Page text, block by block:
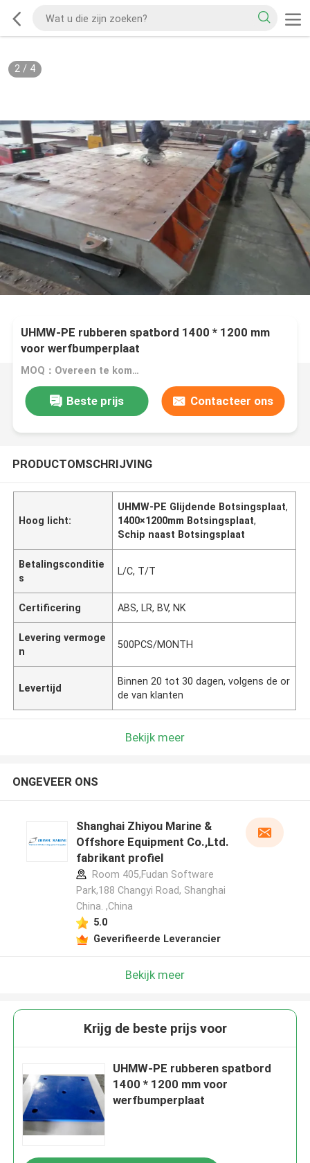
2/ 4
UHMW-PE rubberen spatbord 1400 * 1200 mm
voor werfbumperplaat
MOQ：Overeen te komen
Beste prijs Contacteer ons
PRODUCTOMSCHRIJVING
Hoog licht:
UHMW-PE Glijdende Botsingsplaat,
1400×1200mm Botsingsplaat,
Schip naast Botsingsplaat
Betalingsconditie
s
L/C, T/T
Certificering ABS, LR, BV, NK
Levering vermoge
n
500PCS/MONTH
Levertijd
Binnen 20 tot 30 dagen, volgens de or
de van klanten
Bekijk meer
ONGEVEER ONS
Shanghai Zhiyou Marine &
Offshore Equipment Co.,Ltd.
fabrikant profiel
Room 405,Fudan Software
Park,188 Changyi Road, Shanghai
China. ,China
5.0
Geverifieerde Leverancier
Bekijk meer
Krijg de beste prijs voor
UHMW-PE rubberen spatbord
1400 * 1200 mm voor
werfbumperplaat